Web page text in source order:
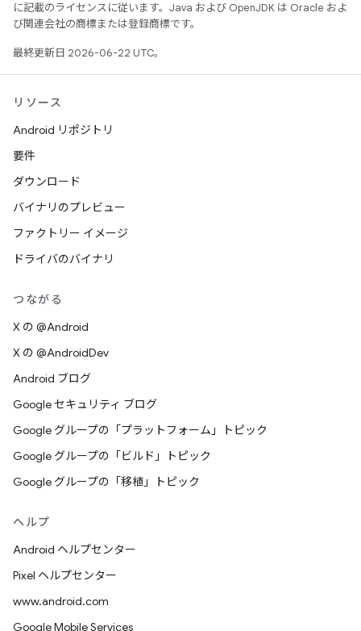
に記載のライセンスに従います。Java および OpenJDK は Oracle およ
び関連会社の商標または登録商標です。
最終更新日 2026-06-22 UTC。
リソース
Android リポジトリ
要件
ダウンロード
バイナリのプレビュー
ファクトリー イメージ
ドライバのバイナリ
つながる
X の @Android
X の @AndroidDev
Android ブログ
Google セキュリティ ブログ
Google グループの「プラットフォーム」トピック
Google グループの「ビルド」トピック
Google グループの「移植」トピック
ヘルプ
Android ヘルプセンター
Pixel ヘルプセンター
www.android.com
Google Mobile Services